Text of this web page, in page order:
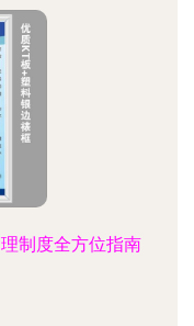
制度全方位指南